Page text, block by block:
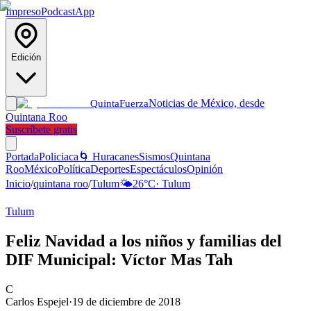
ImpresoPodcastApp
Edición
QuintaFuerzaNoticias de México, desde
Quintana Roo
Suscríbete gratis
PortadaPoliciaca 🌀 HuracanesSismosQuintana
RooMéxicoPolíticaDeportesEspectáculosOpinión
Inicio/quintana roo/Tulum🌤️26°C· Tulum
Tulum
Feliz Navidad a los niños y familias del
DIF Municipal: Víctor Mas Tah
C
Carlos Espejel·19 de diciembre de 2018